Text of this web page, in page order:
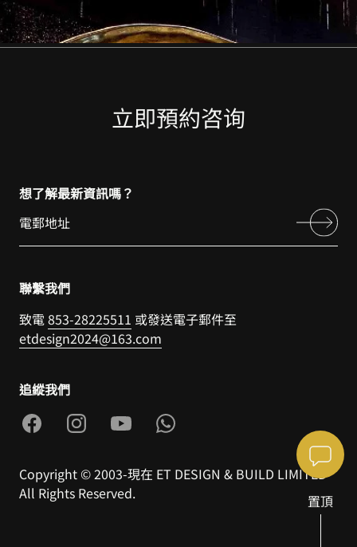
立即預約咨询
想了解最新資訊嗎？
聯繫我們
致電853-28225511 或發送電子郵件至
etdesign2024@163.com
追縱我們
Copyright © 2003-現在 ET DESIGN & BUILD LIMITED
All Rights Reserved.
置頂